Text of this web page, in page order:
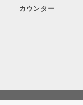
カウンター